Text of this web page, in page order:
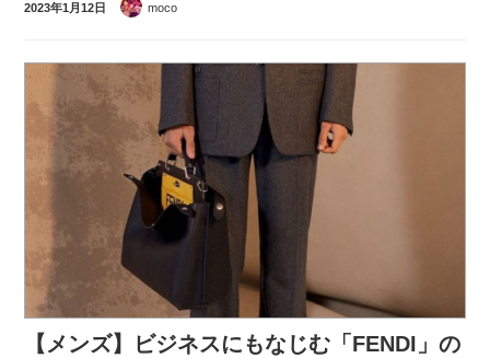
2023年1月12日
moco
【メンズ】ビジネスにもなじむ「FENDI」の